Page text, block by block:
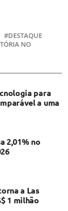
DESTAQUE
NO
para
a uma
2,01% no
a Las
1 milhão